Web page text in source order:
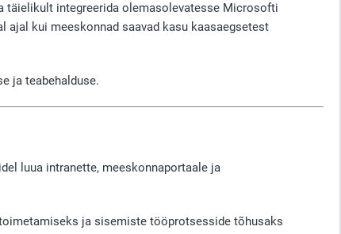
täielikult integreerida olemasolevatesse Microsofti
kui meeskonnad saavad kasu kaasaegsetest
ja teabehalduse.
luua intranette, meeskonnaportaale ja
ja sisemiste tööprotsesside tõhusaks